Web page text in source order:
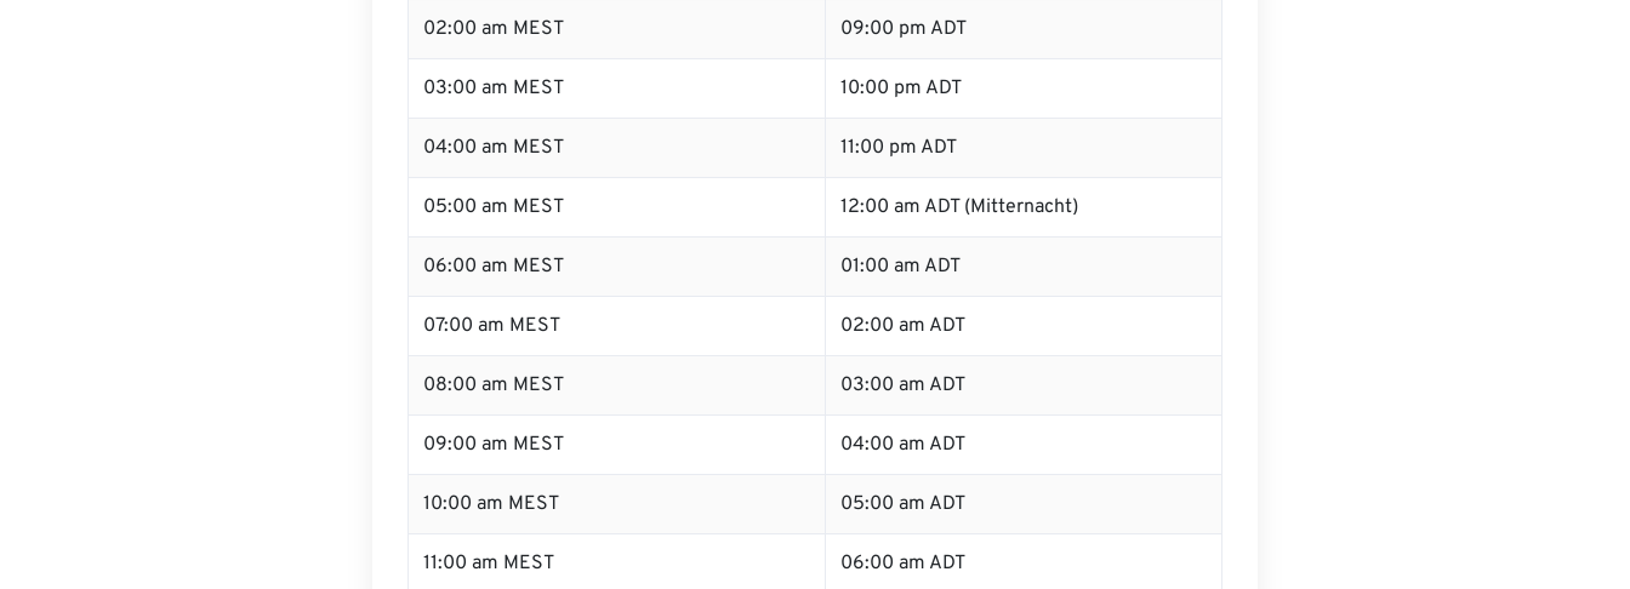
02:00 am MEST 09:00 pm ADT
03:00 am MEST 10:00 pm ADT
04:00 am MEST 11:00 pm ADT
05:00 am MEST 12:00 am ADT (Mitternacht)
06:00 am MEST 01:00 am ADT
07:00 am MEST 02:00 am ADT
08:00 am MEST 03:00 am ADT
09:00 am MEST 04:00 am ADT
10:00 am MEST 05:00 am ADT
11:00 am MEST 06:00 am ADT